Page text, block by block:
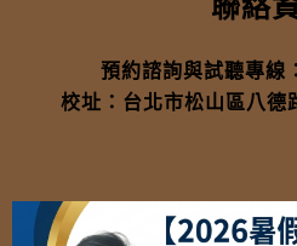
預約諮詢與試聽專線
校址：台北市松山區八